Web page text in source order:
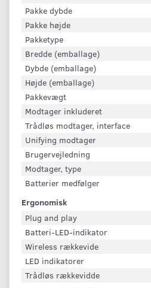
Pakke dybde
Pakke højde
Pakketype
Bredde (emballage)
Dybde (emballage)
Højde (emballage)
Pakkevægt
Modtager inkluderet
Trådløs modtager, interface
Unifying modtager
Brugervejledning
Modtager, type
Batterier medfølger
Ergonomisk
Plug and play
Batteri-LED-indikator
Wireless rækkevide
LED indikatorer
Trådløs rækkevidde